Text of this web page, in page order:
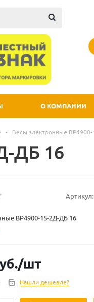
О КОМПАНИИ
- Весы электронные
ДБ 16
Артикул:
ВР4900-15-2Д-ДБ 16
/шт
Нашли дешевле?